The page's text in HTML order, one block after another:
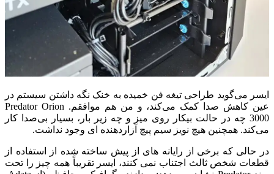
ایسر می‌گوید طراحی تیغه فن خمیده به خنک نگه داشتن سیستم در
عین کاهش صدا کمک می‌کند، و من هم موافقم. Predator Orion
3000 چه در حالت بیکار روی میز و چه زیر بار، بسیار بی‌صدا کار
می‌کند. همچنین هیچ نویز سیم پیچ آزاردهنده ای وجود نداشت.
در حالی که برخی از رایانه های از پیش ساخته شده از استفاده از
قطعات شخص ثالث اجتناب نمی کنند، ایسر تقریباً همه چیز را تحت